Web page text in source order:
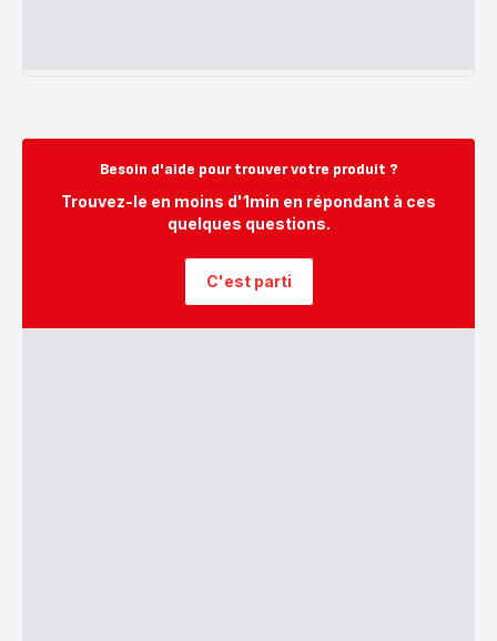
Besoin d'aide pour trouver votre produit ?
Trouvez-le en moins d'1min en répondant à ces
quelques questions.
C'est parti